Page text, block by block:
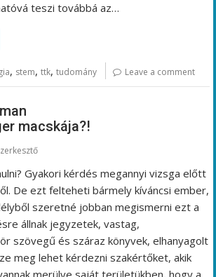
teszi továbbá az…
, stem,ttk,tudomány Leave a comment
macskája?!
Gyakori kérdés megannyi vizsga előtt
De ezt felteheti bármely kíváncsi ember,
szeretné jobban megismerni ezt a
állnak jegyzetek, vastag,
szövegű és száraz könyvek, elhanyagolt
meg lehet kérdezni szakértőket, akik
merülve saját területükben, hogy a